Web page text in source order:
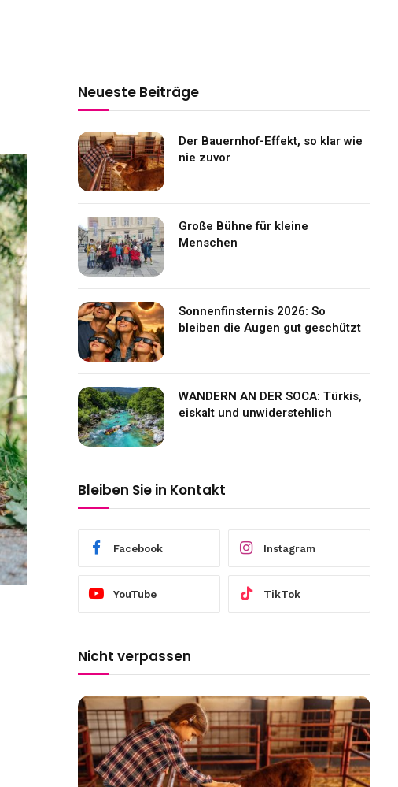
Neueste Beiträge
Der Bauernhof-Effekt, so klar wie
nie zuvor
Große Bühne für kleine
Menschen
Sonnenfinsternis 2026: So
bleiben die Augen gut geschützt
WANDERN AN DER SOCA: Türkis,
eiskalt und unwiderstehlich
Bleiben Sie in Kontakt
Facebook Instagram
YouTube TikTok
Nicht verpassen